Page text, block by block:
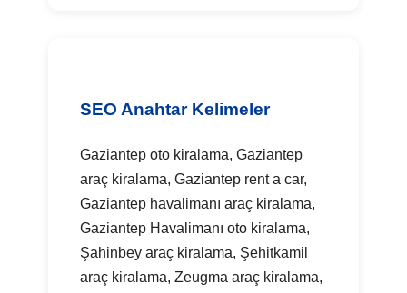
SEO Anahtar Kelimeler
Gaziantep oto kiralama, Gaziantep
araç kiralama, Gaziantep rent a car,
Gaziantep havalimanı araç kiralama,
Gaziantep Havalimanı oto kiralama,
Şahinbey araç kiralama, Şehitkamil
araç kiralama, Zeugma araç kiralama,